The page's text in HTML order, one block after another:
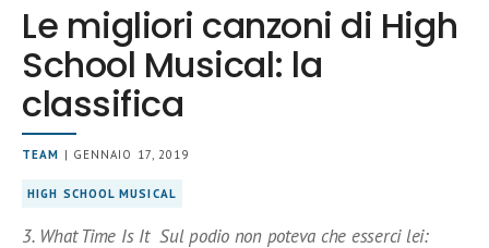
Le migliori canzoni di High
School Musical: la
classifica
TEAM | GENNAIO 17, 2019
HIGH SCHOOL MUSICAL
3. What Time Is It Sul podio non poteva che esserci lei: